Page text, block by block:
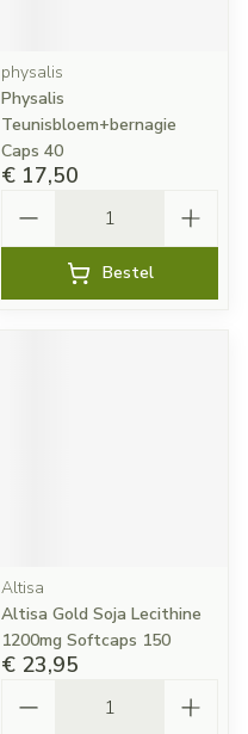
physalis
Physalis
Teunisbloem+bernagie
Caps 40
€ 17,50
Bestel
Altisa
Altisa Gold Soja Lecithine
1200mg Softcaps 150
€ 23,95